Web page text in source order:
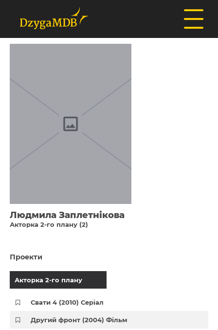
Людмила Заплетнікова
Акторка 2-го плану (2)
Проекти
Акторка 2-го плану
Свати 4 (2010) Серіал
Другий фронт (2004) Фільм